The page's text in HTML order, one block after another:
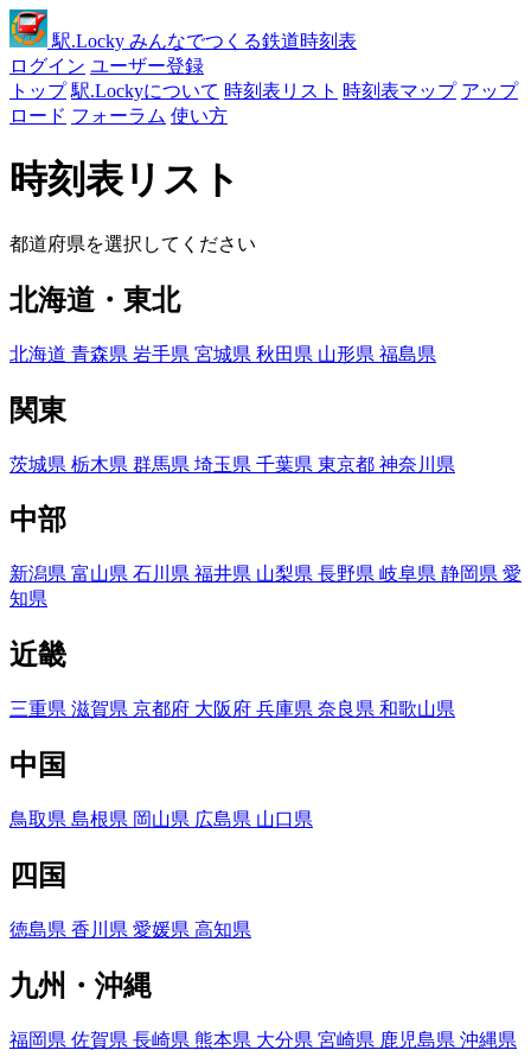
駅.Locky みんなでつくる鉄道時刻表
ログイン ユーザー登録
トップ 駅.Lockyについて 時刻表リスト 時刻表マップ アップ
ロード フォーラム 使い方
時刻表リスト
都道府県を選択してください
北海道・東北
北海道 青森県 岩手県 宮城県 秋田県 山形県 福島県
関東
茨城県 栃木県 群馬県 埼玉県 千葉県 東京都 神奈川県
中部
新潟県 富山県 石川県 福井県 山梨県 長野県 岐阜県 静岡県 愛
知県
近畿
三重県 滋賀県 京都府 大阪府 兵庫県 奈良県 和歌山県
中国
鳥取県 島根県 岡山県 広島県 山口県
四国
徳島県 香川県 愛媛県 高知県
九州・沖縄
福岡県 佐賀県 長崎県 熊本県 大分県 宮崎県 鹿児島県 沖縄県